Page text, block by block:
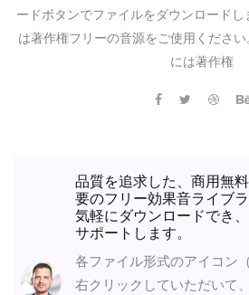
ードボタンでファイルをダウンロードし
は著作権フリーの音源をご使用くださ
には著作権
品質を追求した、商用無
要のフリー効果音ライブ
気軽にダウンロードでき
サポートします。
各ファイル形式のアイコン
右クリックしていただいて